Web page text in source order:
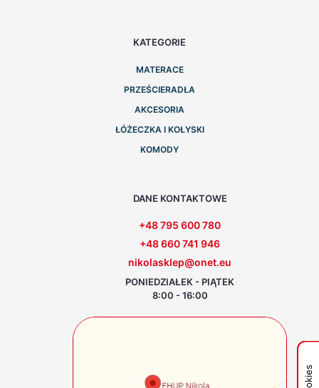
KATEGORIE
MATERACE
PRZEŚCIERADŁA
AKCESORIA
ŁÓŻECZKA I KOŁYSKI
KOMODY
DANE KONTAKTOWE
+48 795 600 780
+48 660 741 946
nikolasklep@onet.eu
PONIEDZIAŁEK - PIĄTEK
8:00 - 16:00